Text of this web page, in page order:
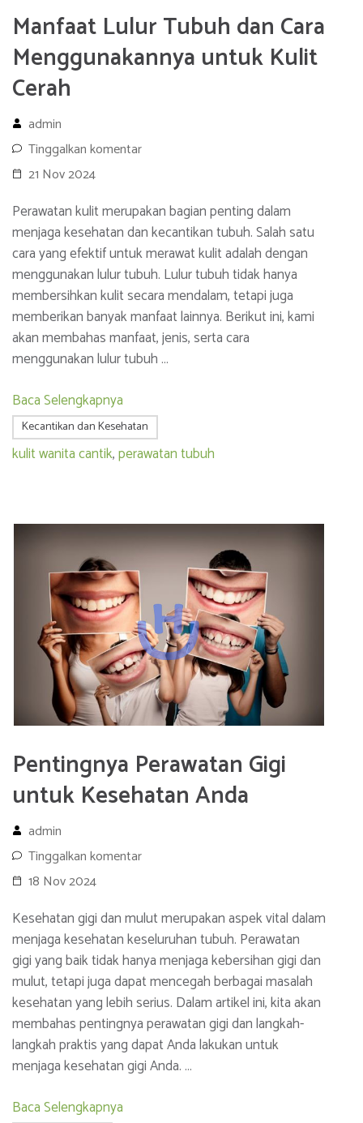
Manfaat Lulur Tubuh dan Cara
Menggunakannya untuk Kulit
Cerah
admin
Tinggalkan komentar
21 Nov 2024
Perawatan kulit merupakan bagian penting dalam
menjaga kesehatan dan kecantikan tubuh. Salah satu
cara yang efektif untuk merawat kulit adalah dengan
menggunakan lulur tubuh. Lulur tubuh tidak hanya
membersihkan kulit secara mendalam, tetapi juga
memberikan banyak manfaat lainnya. Berikut ini, kami
akan membahas manfaat, jenis, serta cara
menggunakan lulur tubuh …
Baca Selengkapnya
Kecantikan dan Kesehatan
kulit wanita cantik,perawatan tubuh
Pentingnya Perawatan Gigi
untuk Kesehatan Anda
admin
Tinggalkan komentar
18 Nov 2024
Kesehatan gigi dan mulut merupakan aspek vital dalam
menjaga kesehatan keseluruhan tubuh. Perawatan
gigi yang baik tidak hanya menjaga kebersihan gigi dan
mulut, tetapi juga dapat mencegah berbagai masalah
kesehatan yang lebih serius. Dalam artikel ini, kita akan
membahas pentingnya perawatan gigi dan langkah-
langkah praktis yang dapat Anda lakukan untuk
menjaga kesehatan gigi Anda. …
Baca Selengkapnya